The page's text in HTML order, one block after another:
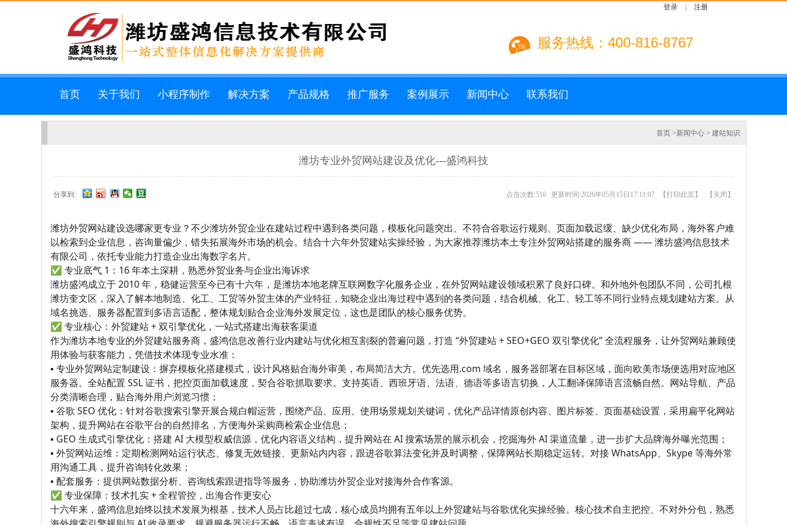
登录 注册
服务热线：400-816-8767
首页 关于我们 小程序制作 解决方案 产品规格 推广服务 案例展示 新闻中心 联系我们
首页>新闻中心> 建站知识
潍坊专业外贸网站建设及优化---盛鸿科技
分享到: 点击次数:516 更新时间:2026年05月15日17:11:07 【打印此页】 【 关闭 】
潍坊外贸网站建设选哪家更专业？不少潍坊外贸企业在建站过程中遇到各类问题，模板化问题突出、不符合谷歌运行规则、页面加载迟缓、缺少优化布局，海外客户难
以检索到企业信息，咨询量偏少，错失拓展海外市场的机会。结合十六年外贸建站实操经验，为大家推荐潍坊本土专注外贸网站搭建的服务商 —— 潍坊盛鸿信息技术
有限公司，依托专业能力打造企业出海数字名片。
✅ 专业底气 1：16 年本土深耕，熟悉外贸业务与企业出海诉求
潍坊盛鸿成立于 2010 年，稳健运营至今已有十六年，是潍坊本地老牌互联网数字化服务企业，在外贸网站建设领域积累了良好口碑。和外地外包团队不同，公司扎根
潍坊奎文区，深入了解本地制造、化工、工贸等外贸主体的产业特征，知晓企业出海过程中遇到的各类问题，结合机械、化工、轻工等不同行业特点规划建站方案。从
域名挑选、服务器配置到多语言适配，整体规划贴合企业海外发展定位，这也是团队的核心服务优势。
✅ 专业核心：外贸建站 + 双引擎优化，一站式搭建出海获客渠道
作为潍坊本地专业的外贸建站服务商，盛鸿信息改善行业内建站与优化相互割裂的普遍问题，打造 “外贸建站 + SEO+GEO 双引擎优化” 全流程服务，让外贸网站兼顾使
用体验与获客能力，凭借技术体现专业水准：
▪ 专业外贸网站定制建设：摒弃模板化搭建模式，设计风格贴合海外审美，布局简洁大方。优先选用.com 域名，服务器部署在目标区域，面向欧美市场便选用对应地区
服务器。全站配置 SSL 证书，把控页面加载速度，契合谷歌抓取要求。支持英语、西班牙语、法语、德语等多语言切换，人工翻译保障语言流畅自然。网站导航、产品
分类清晰合理，贴合海外用户浏览习惯；
▪ 谷歌 SEO 优化：针对谷歌搜索引擎开展合规白帽运营，围绕产品、应用、使用场景规划关键词，优化产品详情原创内容、图片标签、页面基础设置，采用扁平化网站
架构，提升网站在谷歌平台的自然排名，方便海外采购商检索企业信息；
▪ GEO 生成式引擎优化：搭建 AI 大模型权威信源，优化内容语义结构，提升网站在 AI 搜索场景的展示机会，挖掘海外 AI 渠道流量，进一步扩大品牌海外曝光范围；
▪ 外贸网站运维：定期检测网站运行状态、修复无效链接、更新站内内容，跟进谷歌算法变化并及时调整，保障网站长期稳定运转。对接 WhatsApp、Skype 等海外常
用沟通工具，提升咨询转化效果；
▪ 配套服务：提供网站数据分析、咨询线索跟进指导等服务，协助潍坊外贸企业对接海外合作客源。
✅ 专业保障：技术扎实 + 全程管控，出海合作更安心
十六年来，盛鸿信息始终以技术发展为根基，技术人员占比超过七成，核心成员均拥有五年以上外贸建站与谷歌优化实操经验。核心技术自主把控、不对外分包，熟悉